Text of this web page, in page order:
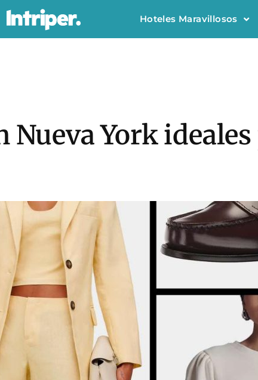
Hoteles Maravillosos
Nueva York